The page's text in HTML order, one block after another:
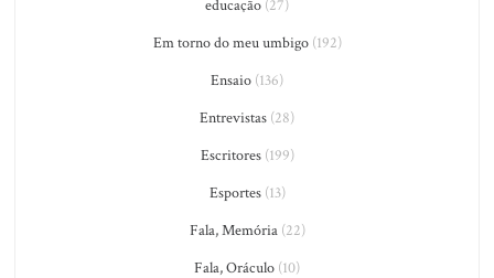
educação (27)
Em torno do meu umbigo(192)
Ensaio (136)
Entrevistas (28)
Escritores(199)
Esportes(13)
Fala, Memória(22)
Fala, Oráculo (10)